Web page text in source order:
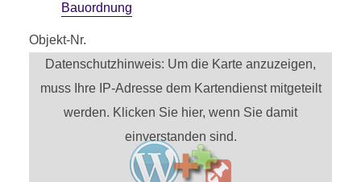
Bauordnung
Objekt-Nr.
Datenschutzhinweis: Um die Karte anzuzeigen,
muss Ihre IP-Adresse dem Kartendienst mitgeteilt
werden. Klicken Sie hier, wenn Sie damit
einverstanden sind.